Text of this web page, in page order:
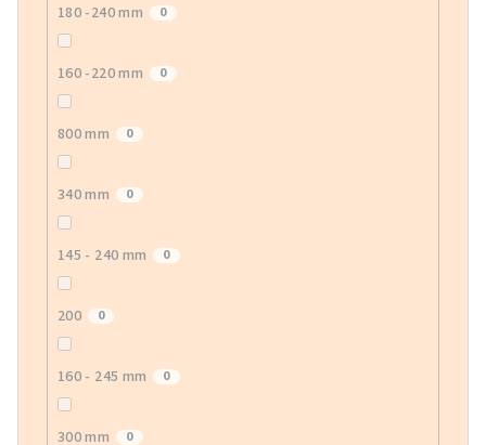
180 -240 mm 0
160 -220 mm 0
800 mm 0
340 mm 0
145 - 240 mm 0
200 0
160 - 245 mm 0
300 mm 0